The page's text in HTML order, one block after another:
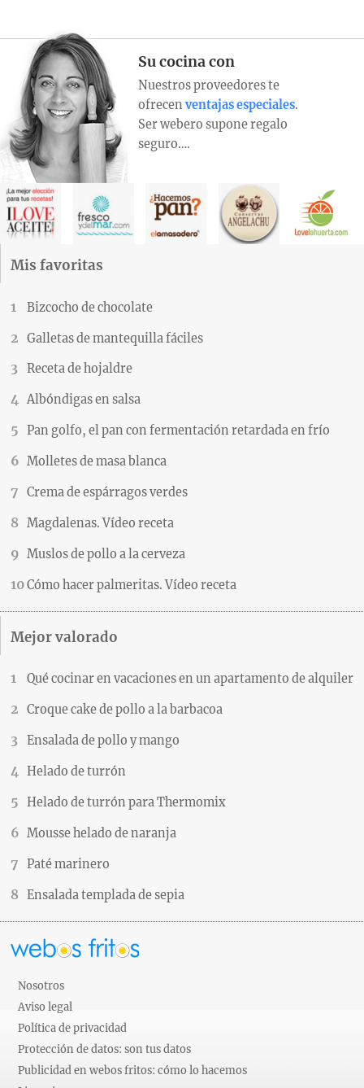
Su cocina con
Nuestros proveedores te
ofrecen ventajas especiales.
Ser webero supone regalo
seguro….
Mis favoritas
Bizcocho de chocolate
Galletas de mantequilla fáciles
Receta de hojaldre
Albóndigas en salsa
Pan golfo, el pan con fermentación retardada en frío
Molletes de masa blanca
Crema de espárragos verdes
Magdalenas. Vídeo receta
Muslos de pollo a la cerveza
Cómo hacer palmeritas. Vídeo receta
Mejor valorado
Qué cocinar en vacaciones en un apartamento de alquiler
Croque cake de pollo a la barbacoa
Ensalada de pollo y mango
Helado de turrón
Helado de turrón para Thermomix
Mousse helado de naranja
Paté marinero
Ensalada templada de sepia
Nosotros
Aviso legal
Política de privacidad
Protección de datos: son tus datos
Publicidad en webos fritos: cómo lo hacemos